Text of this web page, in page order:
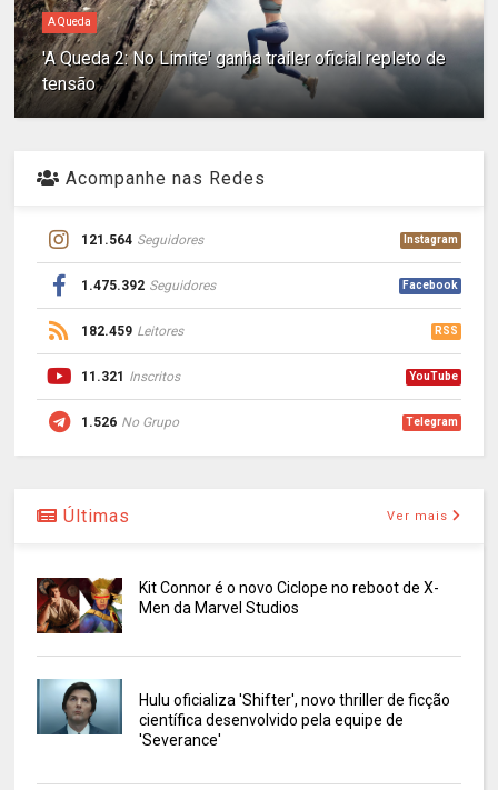
A Queda
'A Queda 2: No Limite' ganha trailer oficial repleto de
tensão
Acompanhe nas Redes
121.564 Seguidores Instagram
1.475.392 Seguidores Facebook
182.459 Leitores RSS
11.321 Inscritos YouTube
1.526 No Grupo Telegram
Últimas Ver mais
Kit Connor é o novo Ciclope no reboot de X-
Men da Marvel Studios
Hulu oficializa 'Shifter', novo thriller de ficção
científica desenvolvido pela equipe de
'Severance'